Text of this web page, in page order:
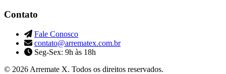
Contato
Fale Conosco
contato@arrematex.com.br
Seg-Sex: 9h às 18h
© 2026 Arremate X. Todos os direitos reservados.